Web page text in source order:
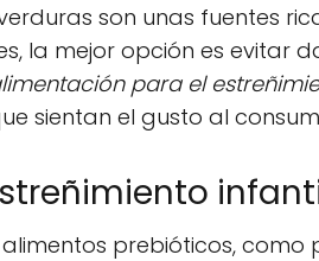
son unas fuentes
la mejor opción es evitar
para el
sientan el gusto al
prebióticos, como